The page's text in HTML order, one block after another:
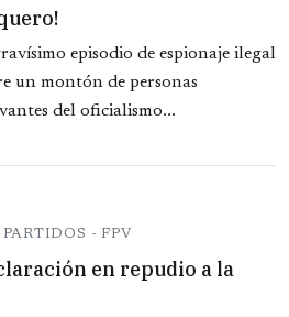
episodio de espionaje ilegal
un montón de personas
del oficialismo...
- FPV
en repudio a la